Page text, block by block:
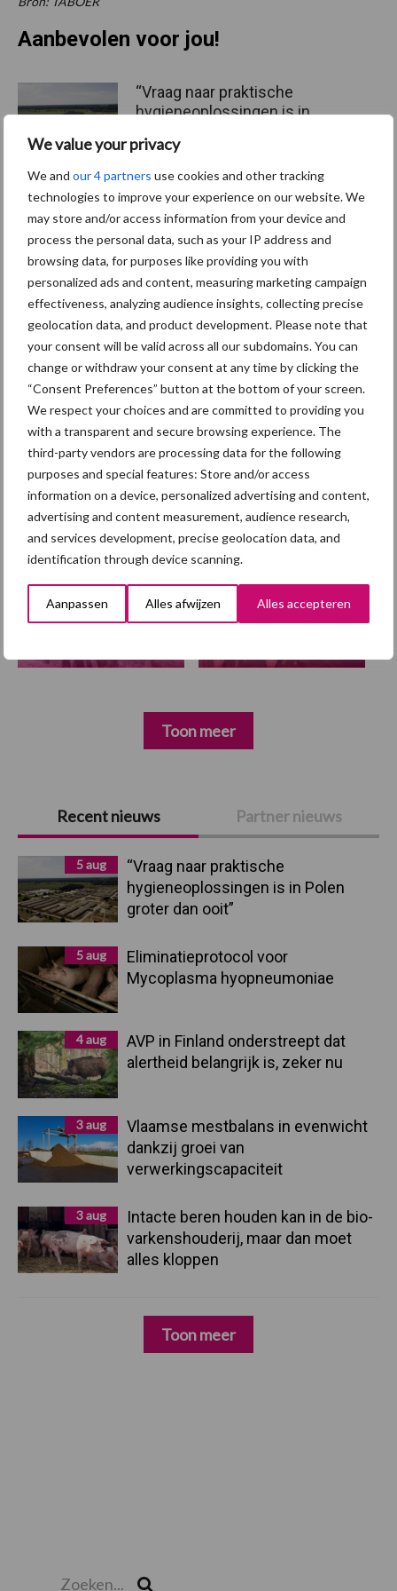
We value your privacy
We and our 4 partners use cookies and other tracking
technologies to improve your experience on our website. We
may store and/or access information from your device and
process the personal data, such as your IP address and
browsing data, for purposes like providing you with
personalized ads and content, measuring marketing campaign
effectiveness, analyzing audience insights, collecting precise
geolocation data, and product development. Please note that
your consent will be valid across all our subdomains. You can
change or withdraw your consent at any time by clicking the
“Consent Preferences” button at the bottom of your screen.
We respect your choices and are committed to providing you
with a transparent and secure browsing experience. The
third-party vendors are processing data for the following
purposes and special features: Store and/or access
information on a device, personalized advertising and content,
advertising and content measurement, audience research,
and services development, precise geolocation data, and
identification through device scanning.
Aanpassen Alles afwijzen Alles accepteren
Primaire
Sidebar
Recent nieuws Partner nieuws
5 aug
“Vraag naar praktische
hygieneoplossingen is in Polen
groter dan ooit”
5 aug
Eliminatieprotocol voor
Mycoplasma hyopneumoniae
4 aug
AVP in Finland onderstreept dat
alertheid belangrijk is, zeker nu
3 aug
Vlaamse mestbalans in evenwicht
dankzij groei van
verwerkingscapaciteit
3 aug
Intacte beren houden kan in de bio-
varkenshouderij, maar dan moet
alles kloppen
Toon meer
Aanbevolen voor jou!
“Vraag naar praktische
hygieneoplossingen is in
Eliminatieprotocol voor
Mycoplasma hyopneumonia
e
AVP in Finland onderstreept
dat alertheid belangrijk is,
zeker nu
Themapagina
Diergezondheid Fokkerij Huisvesting
Afrikaanse
Brachyspira
Toon meer